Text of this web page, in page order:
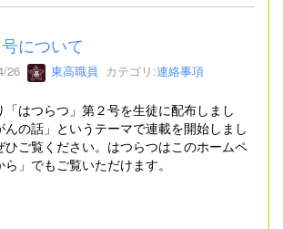
について
26 東高職員 カテゴリ:連絡事項
はつらつ」第２号を生徒に配布しまし
んの話」というテーマで連載を開始しまし
ひご覧ください。はつらつはこのホームペ
」でもご覧いただけます。